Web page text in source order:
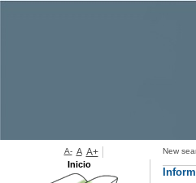
New
A- A A+
Inicio